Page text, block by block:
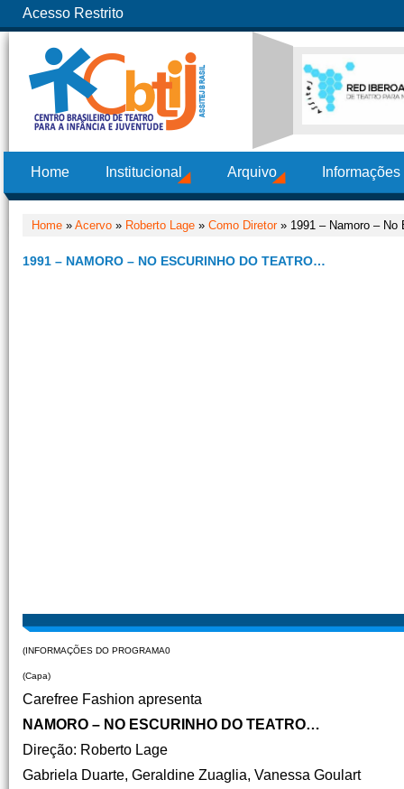
Acesso Restrito
Home Institucional Arquivo
Home » Acervo » Roberto Lage » Como Diretor» 1991 – Namoro – No
1991 – NAMORO – NO ESCURINHO DO TEATRO…
(INFORMAÇÕES DO PROGRAMA0
(Capa)
Carefree Fashion apresenta
NAMORO – NO ESCURINHO DO TEATRO…
Direção: Roberto Lage
Gabriela Duarte, Geraldine Zuaglia, Vanessa Goulart